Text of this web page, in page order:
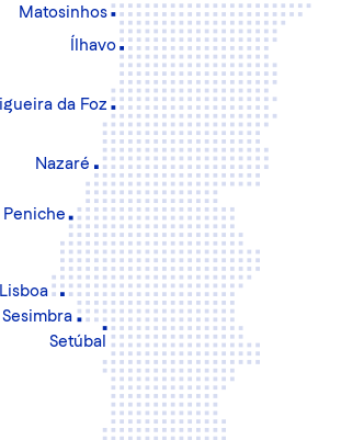
Matosinhos
Ílhavo
da Foz
Nazaré
Peniche
Lisboa
Sesimbra
Setúbal